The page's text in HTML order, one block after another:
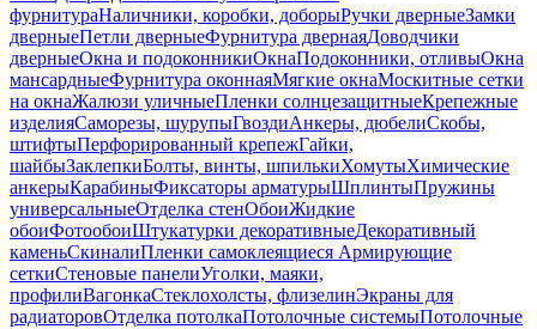
фурнитураНаличники, коробки, доборыРучки дверныеЗамки
дверныеПетли дверныеФурнитура двернаяДоводчики
дверныеОкна и подоконникиОкнаПодоконники, отливыОкна
мансардныеФурнитура оконнаяМягкие окнаМоскитные сетки
на окнаЖалюзи уличныеПленки солнцезащитныеКрепежные
изделияСаморезы, шурупыГвоздиАнкеры, дюбелиСкобы,
штифтыПерфорированный крепежГайки,
шайбыЗаклепкиБолты, винты, шпилькиХомутыХимические
анкерыКарабиныФиксаторы арматурыШплинтыПружины
универсальныеОтделка стенОбоиЖидкие
обоиФотообоиШтукатурки декоративныеДекоративный
каменьСкиналиПленки самоклеящиеся Армирующие
сеткиСтеновые панелиУголки, маяки,
профилиВагонкаСтеклохолсты, флизелинЭкраны для
радиаторовОтделка потолкаПотолочные системыПотолочные